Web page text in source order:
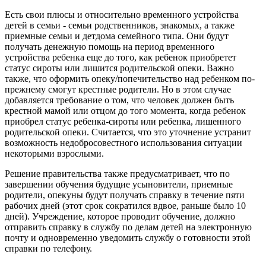
Есть свои плюсы и относительно временного устройства
детей в семьи - семьи родственников, знакомых, а также
приемные семьи и детдома семейного типа. Они будут
получать денежную помощь на период временного
устройства ребенка еще до того, как ребенок приобретет
статус сироты или лишится родительской опеки. Важно
также, что оформить опеку/попечительство над ребенком по-
прежнему смогут крестные родители. Но в этом случае
добавляется требование о том, что человек должен быть
крестной мамой или отцом до того момента, когда ребенок
приобрел статус ребенка-сироты или ребенка, лишенного
родительской опеки. Считается, что это уточнение устранит
возможность недобросовестного использования ситуации
некоторыми взрослыми.
Решение правительства также предусматривает, что по
завершении обучения будущие усыновители, приемные
родители, опекуны будут получать справку в течение пяти
рабочих дней (этот срок сократился вдвое, раньше было 10
дней). Учреждение, которое проводит обучение, должно
отправить справку в службу по делам детей на электронную
почту и одновременно уведомить службу о готовности этой
справки по телефону.